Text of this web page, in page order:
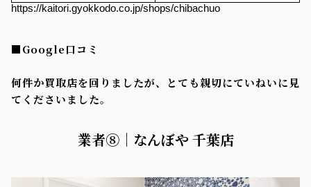
https://kaitori.gyokkodo.co.jp/shops/chibachuo
■Google口コミ
何件か買取店を回りましたが、とても親切にていねいに見
てくださいました。
業者⑧｜なんぼや 千葉店